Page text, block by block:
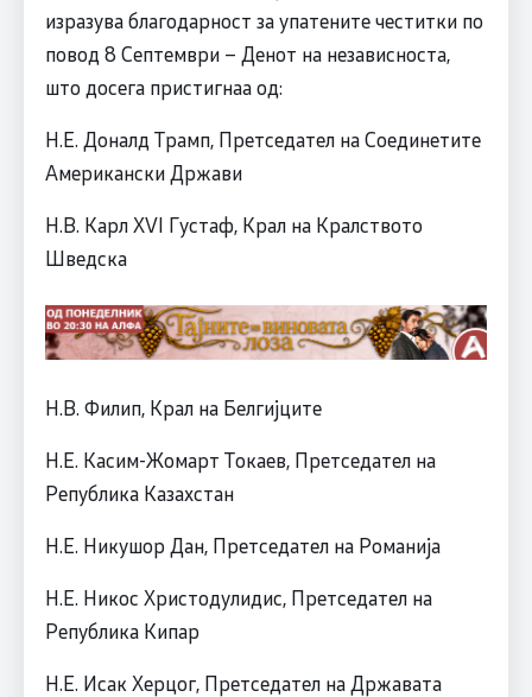
изразува благодарност за упатените честитки по
повод 8 Септември – Денот на независноста,
што досега пристигнаа од:
Н.Е. Доналд Трамп, Претседател на Соединетите
Американски Држави
Н.В. Карл XVI Густаф, Крал на Кралството
Шведска
Н.В. Филип, Крал на Белгијците
Н.Е. Касим-Жомарт Токаев, Претседател на
Република Казахстан
Н.Е. Никушор Дан, Претседател на Романија
Н.Е. Никос Христодулидис, Претседател на
Република Кипар
Н.Е. Исак Херцог, Претседател на Државата